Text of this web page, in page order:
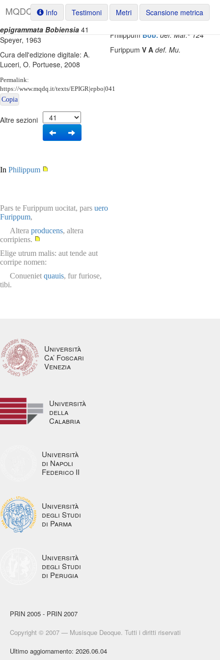
MQDQ Info Testimoni Metri
Scansione metrica
epigrammata Bobiensia 41
Testo base di riferimento: W.
Speyer, 1963
Cura dell'edizione digitale: A.
Luceri, O. Portuese, 2008
Permalink:
https://www.mqdq.it/texts/EPIGR|epbo|041
Copia
Altre sezioni
In Philippum
Pars te Furippum uocitat, pars uero
Furippum,
Altera producens, altera
corripiens.
Elige utrum malis: aut tende aut
corripe nomen:
Conueniet quauis, fur furiose,
tibi.
Philippum Bob. def. Mar.² 124
Furippum V A def. Mu.
Università
Ca’ Foscari
Venezia
Università
della
Calabria
Università
di Napoli
Federico II
Università
degli Studi
di Parma
Università
degli Studi
di Perugia
PRIN 2005 - PRIN 2007
Copyright © 2007 — Musisque Deoque. Tutti i diritti riservati
Ultimo aggiornamento: 2026.06.04